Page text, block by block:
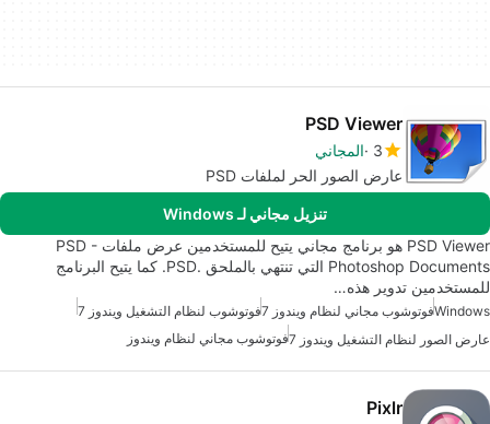
PSD Viewer
3 المجاني
عارض الصور الحر لملفات PSD
تنزيل مجاني لـ Windows
PSD Viewer هو برنامج مجاني يتيح للمستخدمين عرض ملفات PSD -
Photoshop Documents التي تنتهي بالملحق .PSD. كما يتيح البرنامج
للمستخدمين تدوير هذه…
Windowsفوتوشوب مجاني لنظام ويندوز 7
فوتوشوب لنظام التشغيل ويندوز 7
عارض الصور لنظام التشغيل ويندوز 7
فوتوشوب مجاني لنظام ويندوز
Pixlr